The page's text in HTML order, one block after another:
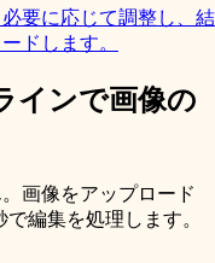
要に応じて調整し、結
ドします。
インで画像の
画像をアップロード
編集を処理します。